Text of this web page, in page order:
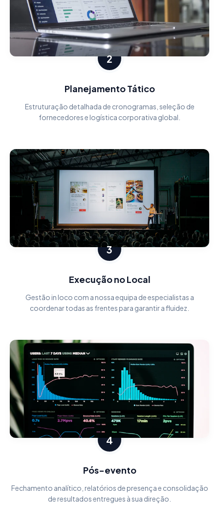
2
Planejamento Tático
Estruturação detalhada de cronogramas, seleção de
fornecedores e logística corporativa global.
3
Execução no Local
Gestão in loco com a nossa equipa de especialistas a
coordenar todas as frentes para garantir a fluidez.
4
Pós-evento
Fechamento analítico, relatórios de presença e consolidação
de resultados entregues à sua direção.